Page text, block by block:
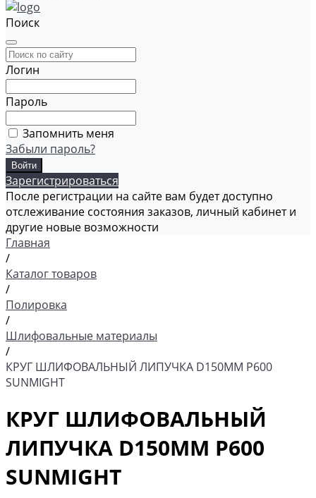
Поиск
Логин
Пароль
Запомнить меня
Забыли пароль?
Зарегистрироваться
После регистрации на сайте вам будет доступно
отслеживание состояния заказов, личный кабинет и
другие новые возможности
Главная
/
Каталог товаров
/
Полировка
/
Шлифовальные материалы
/
КРУГ ШЛИФОВАЛЬНЫЙ ЛИПУЧКА D150MM P600
SUNMIGHT
КРУГ ШЛИФОВАЛЬНЫЙ
ЛИПУЧКА D150MM P600
SUNMIGHT